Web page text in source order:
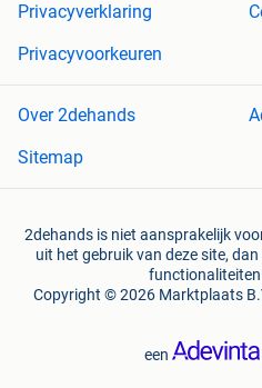
Privacyverklaring
Privacyvoorkeuren
Over 2dehands
Sitemap
2dehands is niet aansprakelijk
uit het gebruik van deze site,
functionaliteiten
Copyright © 2026 Marktplaats
een